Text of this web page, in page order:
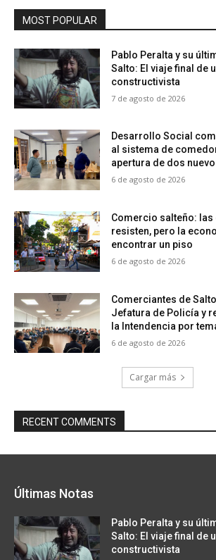
MOST POPULAR
Pablo Peralta y su
Salto: El viaje final de
constructivista
7 de agosto de 2026
Desarrollo Social
al sistema de
apertura de dos
6 de agosto de 2026
Comercio salteño: las
resisten, pero la
encontrar un piso
6 de agosto de 2026
Comerciantes de
Jefatura de Policía y
la Intendencia por
6 de agosto de 2026
Cargar más
RECENT COMMENTS
Últimas Notas
Pablo Peralta y su
Salto: El viaje final de
constructivista